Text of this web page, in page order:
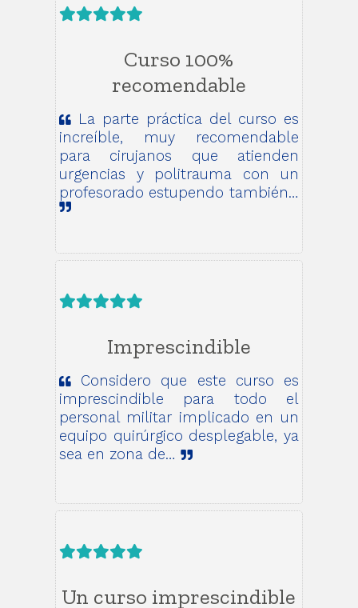
Curso 100%
recomendable
La parte práctica del curso es
increíble, muy recomendable
para cirujanos que atienden
urgencias y politrauma con un
profesorado estupendo también…
Imprescindible
Considero que este curso es
imprescindible para todo el
personal militar implicado en un
equipo quirúrgico desplegable, ya
sea en zona de…
Un curso imprescindible